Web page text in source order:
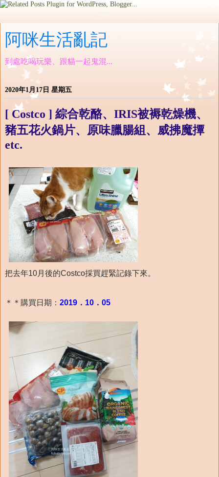
阿咪生活亂記
到處吃喝玩樂、跟貓一起鬼混...
2020年1月17日 星期五
[ Costco ] 綜合乾酪、IRIS被褥乾燥機、
豬五花火鍋片、原味臘腸組、威拂魔撢
etc.
把去年10月後的Costco採買趕緊記錄下來。
＊＊購買日期： 2019．10．05